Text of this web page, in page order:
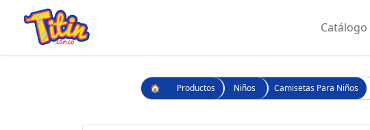
Catálogo
🏠 Productos Niños Camisetas Para Niños